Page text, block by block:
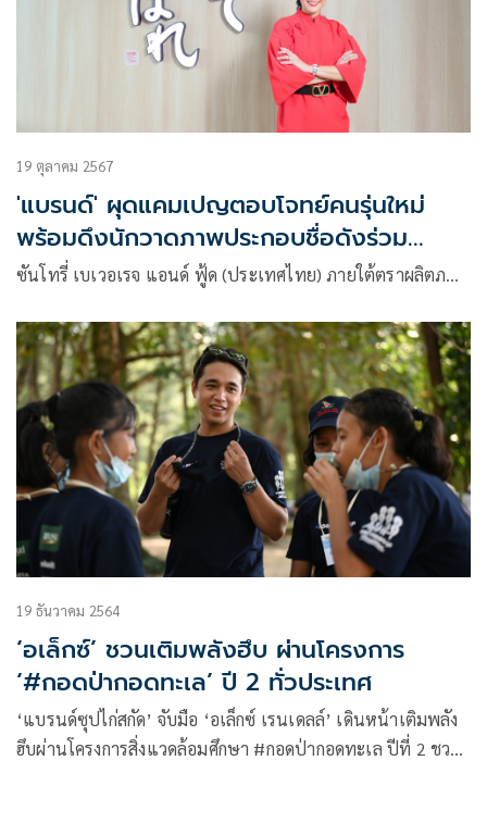
19 ตุลาคม 2567
'แบรนด์' ผุดแคมเปญตอบโจทย์คนรุ่นใหม่
พร้อมดึงนักวาดภาพประกอบชื่อดังร่วม
ออกแบบผลิตภัณฑ์
ซันโทรี่ เบเวอเรจ แอนด์ ฟู้ด (ประเทศไทย) ภายใต้ตราผลิตภ…
19 ธันวาคม 2564
‘อเล็กซ์’ ชวนเติมพลังฮึบ ผ่านโครงการ
‘#กอดป่ากอดทะเล’ ปี 2 ทั่วประเทศ
‘แบรนด์ซุปไก่สกัด’ จับมือ ‘อเล็กซ์ เรนเดลล์’ เดินหน้าเติมพลัง
ฮึบผ่านโครงการสิ่งแวดล้อมศึกษา #กอดป่ากอดทะเล ปีที่ 2 ชวน